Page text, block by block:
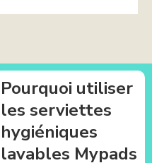
Pourquoi utiliser
les serviettes
hygiéniques
lavables Mypads